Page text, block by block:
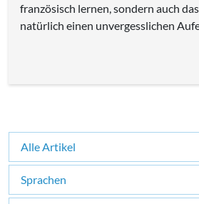
Alle Artikel
Sprachen
französisch lernen, sondern auch
natürlich einen unvergesslichen